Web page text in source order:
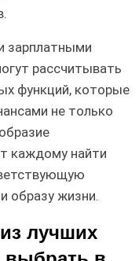
зарплатными
рассчитывать
функций, которые
не только
каждому найти
образу жизни.
лучших